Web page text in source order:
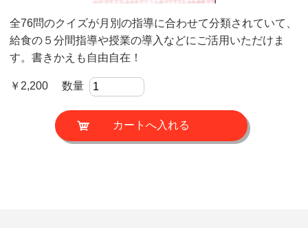
全76問のクイズが月別の指導に合わせて分類されていて、
給食の５分間指導や授業の導入などにご活用いただけま
す。書きかえも自由自在！
￥2,200 数量